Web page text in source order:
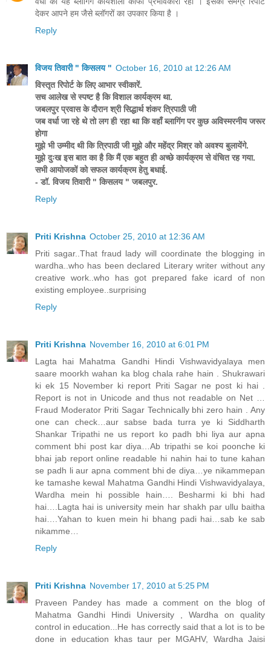
देकर आपने हम जैसे ब्लॉगरों का उपकार किया है ।
Reply
विजय तिवारी " किसलय " October 16, 2010 at 12:26 AM
विस्तृत रिपोर्ट के लिए आभार स्वीकारें.
सच आलेख से स्पष्ट है कि विशाल कार्यक्रम था.
जबलपुर प्रवास के दौरान श्री सिद्धार्थ शंकर त्रिपाठी जी
जब वर्धा जा रहे थे तो लग ही रहा था कि वहाँ ब्लागिंग पर कुछ अविस्मरनीय जरूर
होगा
मुझे भी उम्मीद थी कि त्रिपाठी जी मुझे और महेंद्र मिश्र को अवश्य बुलायेंगे.
मुझे दुःख इस बात का है कि मैं एक बहुत ही अच्छे कार्यक्रम से वंचित रह गया.
सभी आयोजकों को सफल कार्यक्रम हेतु बधाई.
- डॉ. विजय तिवारी " किसलय " जबलपुर.
Reply
Priti Krishna October 25, 2010 at 12:36 AM
Priti sagar..That fraud lady will coordinate the blogging in
wardha..who has been declared Literary writer without any
creative work..who has got prepared fake icard of non
existing employee..surprising
Reply
Priti Krishna November 16, 2010 at 6:01 PM
Lagta hai Mahatma Gandhi Hindi Vishwavidyalaya men
saare moorkh wahan ka blog chala rahe hain . Shukrawari
ki ek 15 November ki report Priti Sagar ne post ki hai .
Report is not in Unicode and thus not readable on Net …
Fraud Moderator Priti Sagar Technically bhi zero hain . Any
one can check…aur sabse bada turra ye ki Siddharth
Shankar Tripathi ne us report ko padh bhi liya aur apna
comment bhi post kar diya…Ab tripathi se koi poonche ki
bhai jab report online readable hi nahin hai to tune kahan
se padh li aur apna comment bhi de diya…ye nikammepan
ke tamashe kewal Mahatma Gandhi Hindi Vishwavidyalaya,
Wardha mein hi possible hain…. Besharmi ki bhi had
hai….Lagta hai is university mein har shakh par ullu baitha
hai….Yahan to kuen mein hi bhang padi hai…sab ke sab
nikamme…
Reply
Priti Krishna November 17, 2010 at 5:25 PM
Praveen Pandey has made a comment on the blog of
Mahatma Gandhi Hindi University , Wardha on quality
control in education...He has correctly said that a lot is to be
done in education khas taur per MGAHV, Wardha Jaisi